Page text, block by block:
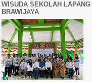
WISUDA SEKOLAH
BRAWIJAYA